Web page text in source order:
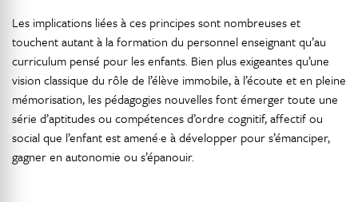
Les implications liées à ces principes sont nombreuses et
touchent autant à la formation du personnel enseignant qu’au
curriculum pensé pour les enfants. Bien plus exigeantes qu’une
vision classique du rôle de l’élève immobile, à l’écoute et en pleine
mémorisation, les pédagogies nouvelles font émerger toute une
série d’aptitudes ou compétences d’ordre cognitif, affectif ou
social que l’enfant est amené·e à développer pour s’émanciper,
gagner en autonomie ou s’épanouir.